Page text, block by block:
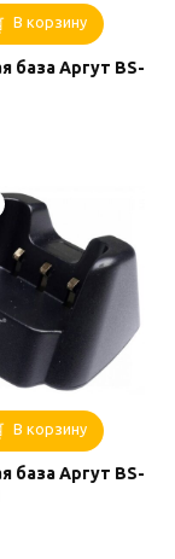
В корзину
база Аргут BS-
В корзину
база Аргут BS-